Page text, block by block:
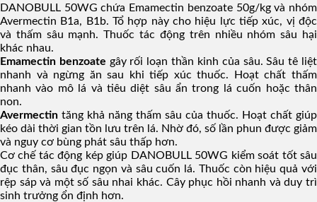
DANOBULL 50WG chứa Emamectin benzoate 50g/kg và nhóm
Avermectin B1a, B1b. Tổ hợp này cho hiệu lực tiếp xúc, vị độc
và thấm sâu mạnh. Thuốc tác động trên nhiều nhóm sâu hại
khác nhau.
Emamectin benzoate gây rối loạn thần kinh của sâu. Sâu tê liệt
nhanh và ngừng ăn sau khi tiếp xúc thuốc. Hoạt chất thấm
nhanh vào mô lá và tiêu diệt sâu ẩn trong lá cuốn hoặc thân
non.
Avermectin tăng khả năng thấm sâu của thuốc. Hoạt chất giúp
kéo dài thời gian tồn lưu trên lá. Nhờ đó, số lần phun được giảm
và nguy cơ bùng phát sâu thấp hơn.
Cơ chế tác động kép giúp DANOBULL 50WG kiểm soát tốt sâu
đục thân, sâu đục ngọn và sâu cuốn lá. Thuốc còn hiệu quả với
rệp sáp và một số sâu nhai khác. Cây phục hồi nhanh và duy trì
sinh trưởng ổn định hơn.